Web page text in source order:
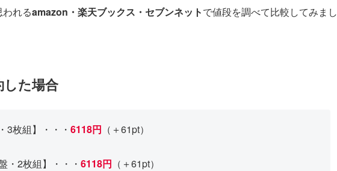
れるamazon・楽天ブックス・セブンネットで値段を調べて比較してみまし
た場合
3枚組】・・・ 6118円 （＋61pt）
・2枚組】・・・ 6118円 （＋61pt）